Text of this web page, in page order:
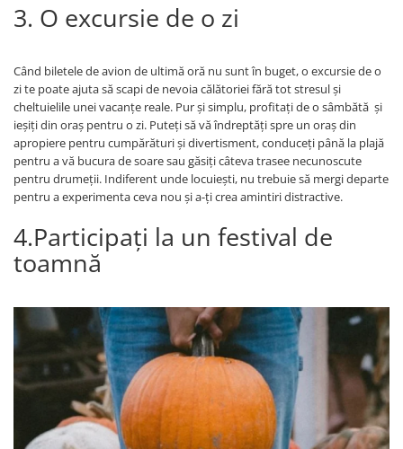
3. O excursie de o zi
Când biletele de avion de ultimă oră nu sunt în buget, o excursie de o
zi te poate ajuta să scapi de nevoia călătoriei fără tot stresul și
cheltuielile unei vacanțe reale. Pur și simplu, profitați de o sâmbătă și
ieșiți din oraș pentru o zi. Puteţi să vă îndreptăţi spre un oraș din
apropiere pentru cumpărături și divertisment, conduceți până la plajă
pentru a vă bucura de soare sau găsiți câteva trasee necunoscute
pentru drumeții. Indiferent unde locuiești, nu trebuie să mergi departe
pentru a experimenta ceva nou și a-ți crea amintiri distractive.
4.Participați la un festival de
toamnă